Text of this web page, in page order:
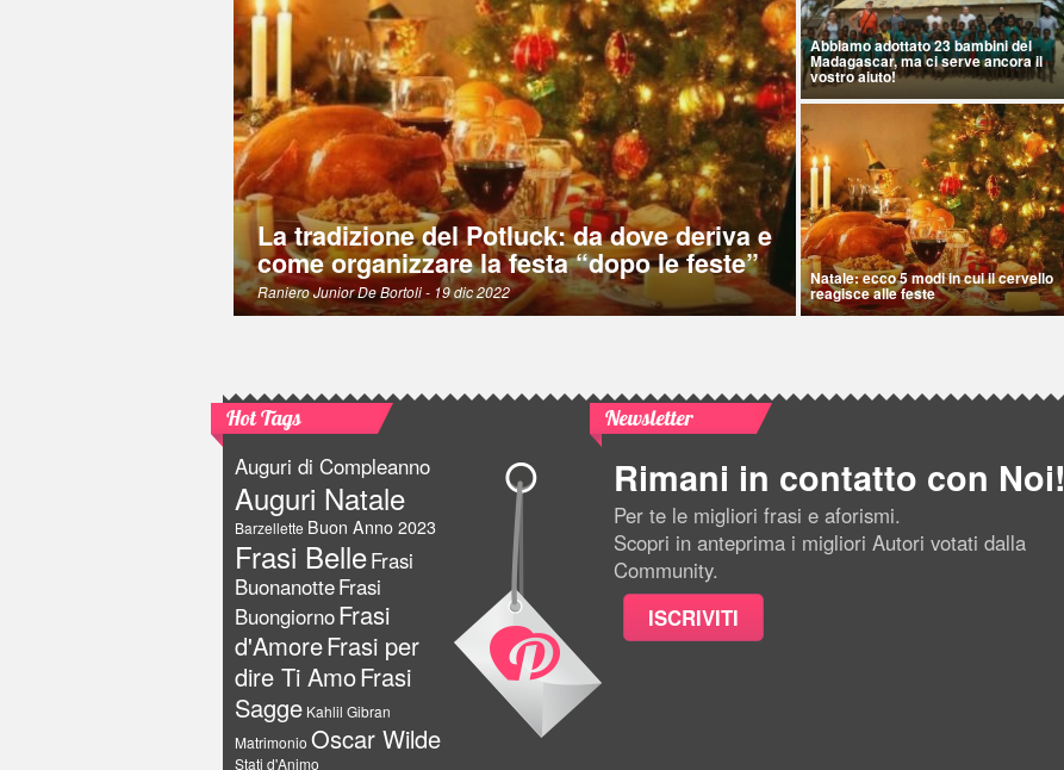
La tradizione del Potluck: da dove deriva e
come organizzare la festa “dopo le feste”
Raniero Junior De Bortoli- 19 dic 2022
Abbiamo adottato 23 bambini del
Madagascar, ma ci serve ancora il
vostro aiuto!
Natale: ecco 5 modi in cui il cervello
reagisce alle feste
Hot Tags
Auguri di Compleanno
Auguri Natale
Barzellette Buon Anno 2023
Frasi BelleFrasi
BuonanotteFrasi
BuongiornoFrasi
d'AmoreFrasi per
dire Ti AmoFrasi
Sagge Kahlil Gibran
Matrimonio Oscar Wilde
Stati d'Animo
Newsletter
Rimani in contatto con Noi!
Per te le migliori frasi e aforismi.
Scopri in anteprima i migliori Autori votati dalla
Community.
ISCRIVITI